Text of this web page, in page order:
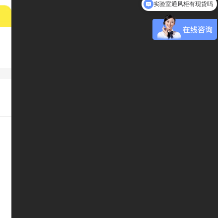
实验室通风柜有现货吗